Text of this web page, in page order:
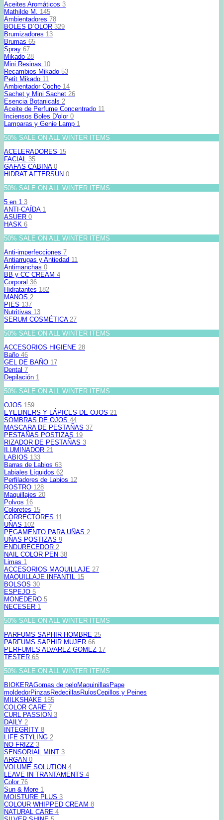
Aceites Aromáticos 3
Mathilde M. 145
Ambientadores 78
BOLES D`OLOR 329
Brumizadores 13
Brumas 65
Spray 67
Mikado 28
Mini Resinas 10
Recambios Mikado 53
Petit Mikado 11
Ambientador Coche 14
Sachet y Mini Sachet 26
Esencia Botanicals 2
Aceite de Perfume Concentrado 11
Inciensos Boles D'olor 0
Lamparas y Genie Lamp 1
50% SALE ON ALL WINTER ITEMS
ACELERADORES 15
FACIAL 35
GAFAS CABINA 0
HIDRAT AFTERSUN 0
50% SALE ON ALL WINTER ITEMS
5 en 1 3
ANTI-CAÍDA 1
ASUER 0
HASK 6
50% SALE ON ALL WINTER ITEMS
Anti-imperfecciones 7
Antiarrugas y Antiedad 11
Antimanchas 0
BB y CC CREAM 4
Corporal 36
Hidratantes 182
MANOS 2
PIES 137
Nutritivas 13
SERUM COSMÉTICA 27
50% SALE ON ALL WINTER ITEMS
ACCESORIOS HIGIENE 28
Baño 46
GEL DE BAÑO 17
Dental 7
Depilación 1
50% SALE ON ALL WINTER ITEMS
OJOS 159
EYELINERS Y LÁPICES DE OJOS 21
SOMBRAS DE OJOS 44
MASCARA DE PESTAÑAS 37
PESTAÑAS POSTIZAS 19
RIZADOR DE PESTAÑAS 3
ILUMINADOR 21
LABIOS 133
Barras de Labios 63
Labiales Líquidos 62
Perfiladores de Labios 12
ROSTRO 128
Maquillajes 20
Polvos 16
Coloretes 15
CORRECTORES 11
UÑAS 102
PEGAMENTO PARA UÑAS 2
UÑAS POSTIZAS 9
ENDURECEDOR 2
NAIL COLOR PEN 38
Limas 1
ACCESORIOS MAQUILLAJE 27
MAQUILLAJE INFANTIL 15
BOLSOS 30
ESPEJO 5
MONEDERO 5
NECESER 1
50% SALE ON ALL WINTER ITEMS
PARFUMS SAPHIR HOMBRE 25
PARFUMS SAPHIR MUJER 66
PERFUMES ALVAREZ GOMEZ 17
TESTER 65
50% SALE ON ALL WINTER ITEMS
BIOKERAGomas de peloMaquinillas Pape
moldedorPinzas Redecillas RulosCepillos y Peines
MILKSHAKE 155
COLOR CARE 7
CURL PASSION 3
DAILY 2
INTEGRITY 8
LIFE STYLING 2
NO FRIZZ 3
SENSORIAL MINT 3
ARGAN 0
VOLUME SOLUTION 4
LEAVE IN TRANTAMENTS 4
Color 76
Sun & More 1
MOISTURE PLUS 3
COLOUR WHIPPED CREAM 8
NATURAL CARE 4